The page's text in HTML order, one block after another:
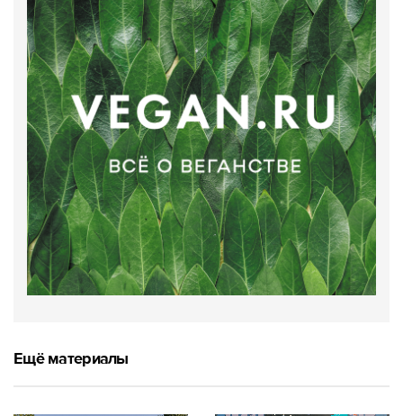
Ещё материалы